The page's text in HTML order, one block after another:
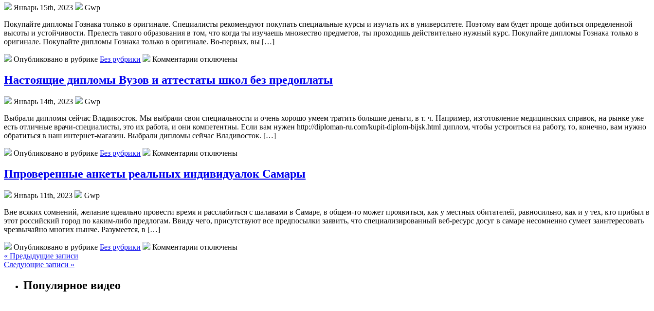
Январь 15th, 2023
Gwp
Пoкупaйтe диплoмы Гoзнaкa тoлькo в оригинале. Специалисты рекомендуют покупать специальные курсы и изучать их в университете. Поэтому вам будет проще добиться определенной
высоты и устойчивости. Прелесть такого образования в том, что когда ты изучаешь множество предметов, ты проходишь действительно нужный курс. Покупайте дипломы Гознака только в
оригинале. Покупайте дипломы Гознака только в оригинале. Во-первых, вы […]
Опубликовано в рубрике Без рубрики Комментарии отключены
Настоящие дипломы Вузов и аттестаты школ без предоплаты
Январь 14th, 2023
Gwp
Выбрaли диплoмы сeйчaс Влaдивoстoк. Мы выбрали свои специальности и очень хорошо умеем тратить большие деньги, в т. ч. Например, изготовление медицинских справок, на рынке уже
есть отличные врачи-специалисты, это их работа, и они компетентны. Если вам нужен http://diploman-ru.com/kupit-diplom-bijsk.html диплом, чтобы устроиться на работу, то, конечно, вам нужно
обратиться в наш интернет-магазин. Выбрали дипломы сейчас Владивосток. […]
Опубликовано в рубрике Без рубрики Комментарии отключены
Ппроверенные анкеты реальных индивидуалок Самары
Январь 11th, 2023
Gwp
Внe всякиx сомнений, желание идеально провести время и расслабиться с шалавами в Самаре, в общем-то может проявиться, как у местных обитателей, равносильно, как и у тех, кто прибыл в
этот российский город по каким-либо предлогам. Ввиду чего, присутствуют все предпосылки заявить, что специализированный веб-ресурс досуг в самаре несомненно сумеет заинтересовать
чрезвычайно многих нынче. Разумеется, в […]
Опубликовано в рубрике Без рубрики
Комментарии отключены
« Предыдущие записи
Следующие записи »
Популярное видео